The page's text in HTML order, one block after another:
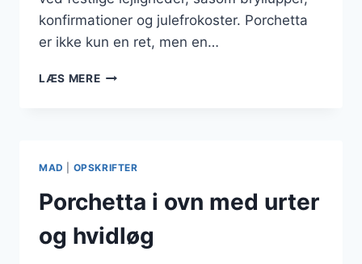
konfirmationer og julefrokoster. Porchetta
er ikke kun en ret, men en…
LÆS MEREPORCHETTA
MAD OPSKRIFTER
Porchetta i ovn med urter
og hvidløg